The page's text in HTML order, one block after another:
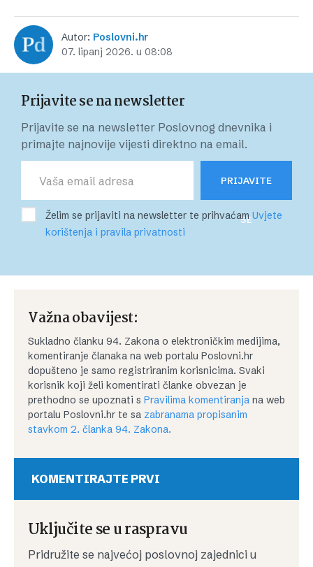
Autor: Poslovni.hr
07. lipanj 2026. u 08:08
Prijavite se na newsletter
Prijavite se na newsletter Poslovnog dnevnika i
primajte najnovije vijesti direktno na email.
PRIJAVITE
SE
Želim se prijaviti na newsletter te prihvaćamUvjete
korištenja i pravila privatnosti
Važna obavijest:
Sukladno članku 94. Zakona o elektroničkim medijima,
komentiranje članaka na web portalu Poslovni.hr
dopušteno je samo registriranim korisnicima. Svaki
korisnik koji želi komentirati članke obvezan je
prethodno se upoznati s Pravilima komentiranja na web
portalu Poslovni.hr te sa zabranama propisanim
stavkom 2. članka 94. Zakona.
KOMENTIRAJTE PRVI
Uključite se u raspravu
Pridružite se najvećoj poslovnoj zajednici u